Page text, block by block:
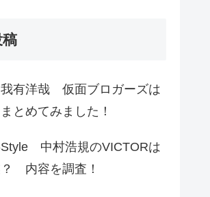
有洋哉 仮面ブロガーズは
とめてみました！
中村浩規のVICTORは
内容を調査！